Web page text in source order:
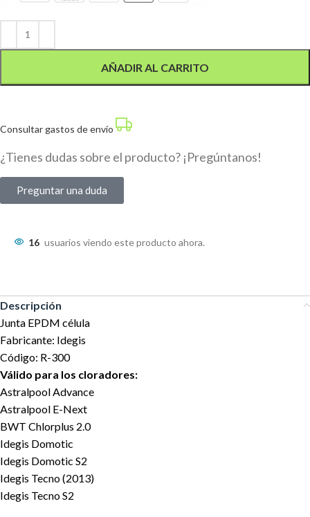
AÑADIR AL CARRITO
Consultar gastos de envío
¿Tienes dudas sobre el producto? ¡Pregúntanos!
Preguntar una duda
16 usuarios viendo este producto ahora.
Descripción
Junta EPDM célula
Fabricante: Idegis
Código: R-300
Válido para los cloradores:
Astralpool Advance
Astralpool E-Next
BWT Chlorplus 2.0
Idegis Domotic
Idegis Domotic S2
Idegis Tecno (2013)
Idegis Tecno S2